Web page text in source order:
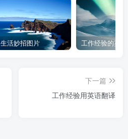
生活妙招图片 工作经验的英
下一篇
工作经验用英语翻译